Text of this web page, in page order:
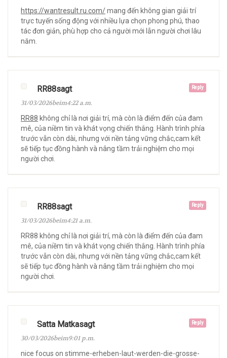
https://wantresult.ru.com/mang đến không gian giải trí
trực tuyến sống động với nhiều lựa chọn phong phú, thao
tác đơn giản, phù hợp cho cả người mới lẫn người chơi lâu
năm.
Reply
RR88sagt
31/03/2026beim4:22 a.m.
RR88 không chỉ là nơi giải trí, mà còn là điểm đến của đam
mê, của niềm tin và khát vọng chiến thắng. Hành trình phía
trước vẫn còn dài, nhưng với nền tảng vững chắc,cam kết
sẽ tiếp tục đồng hành và nâng tầm trải nghiệm cho mọi
người chơi.
Reply
RR88sagt
31/03/2026beim4:21 a.m.
RR88 không chỉ là nơi giải trí, mà còn là điểm đến của đam
mê, của niềm tin và khát vọng chiến thắng. Hành trình phía
trước vẫn còn dài, nhưng với nền tảng vững chắc,cam kết
sẽ tiếp tục đồng hành và nâng tầm trải nghiệm cho mọi
người chơi.
Reply
Satta Matkasagt
30/03/2026beim9:01 p.m.
nice focus on stimme-erheben-laut-werden-die-grosse-